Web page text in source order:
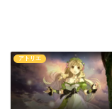
アトリエ